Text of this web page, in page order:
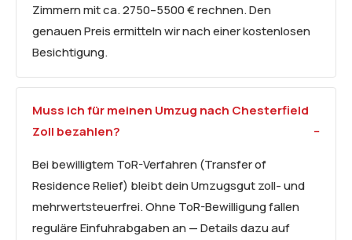
Zimmern mit ca. 2750–5500 € rechnen. Den
genauen Preis ermitteln wir nach einer kostenlosen
Besichtigung.
Muss ich für meinen Umzug nach Chesterfield
Zoll bezahlen?
Bei bewilligtem ToR-Verfahren (Transfer of
Residence Relief) bleibt dein Umzugsgut zoll- und
mehrwertsteuerfrei. Ohne ToR-Bewilligung fallen
reguläre Einfuhrabgaben an — Details dazu auf